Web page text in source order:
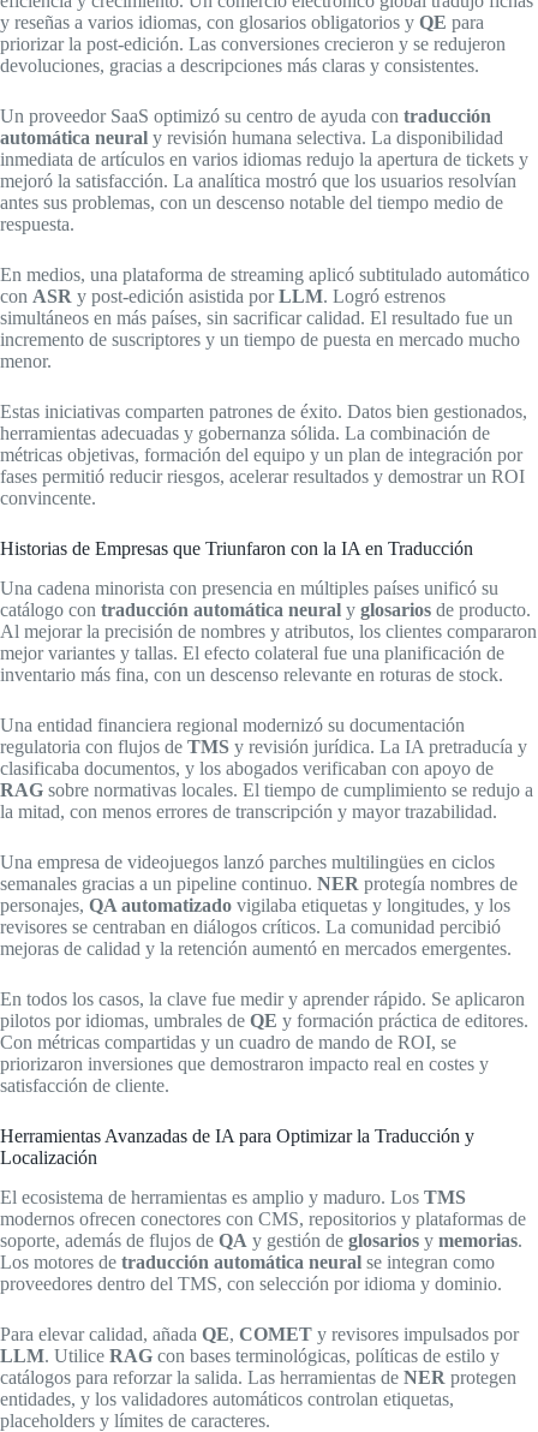
y reseñas a varios idiomas, con glosarios obligatorios y QE para
priorizar la post-edición. Las conversiones crecieron y se redujeron
devoluciones, gracias a descripciones más claras y consistentes.
Un proveedor SaaS optimizó su centro de ayuda con traducción
automática neural y revisión humana selectiva. La disponibilidad
inmediata de artículos en varios idiomas redujo la apertura de tickets y
mejoró la satisfacción. La analítica mostró que los usuarios resolvían
antes sus problemas, con un descenso notable del tiempo medio de
respuesta.
En medios, una plataforma de streaming aplicó subtitulado automático
con ASR y post-edición asistida porLLM. Logró estrenos
simultáneos en más países, sin sacrificar calidad. El resultado fue un
incremento de suscriptores y un tiempo de puesta en mercado mucho
menor.
Estas iniciativas comparten patrones de éxito. Datos bien gestionados,
herramientas adecuadas y gobernanza sólida. La combinación de
métricas objetivas, formación del equipo y un plan de integración por
fases permitió reducir riesgos, acelerar resultados y demostrar un ROI
convincente.
Historias de Empresas que Triunfaron con la IA en Traducción
Una cadena minorista con presencia en múltiples países unificó su
catálogo con traducción automática neural y glosarios de producto.
Al mejorar la precisión de nombres y atributos, los clientes compararon
mejor variantes y tallas. El efecto colateral fue una planificación de
inventario más fina, con un descenso relevante en roturas de stock.
Una entidad financiera regional modernizó su documentación
regulatoria con flujos de TMS y revisión jurídica. La IA pretraducía y
clasificaba documentos, y los abogados verificaban con apoyo de
RAG sobre normativas locales. El tiempo de cumplimiento se redujo a
la mitad, con menos errores de transcripción y mayor trazabilidad.
Una empresa de videojuegos lanzó parches multilingües en ciclos
semanales gracias a un pipeline continuo. NER protegía nombres de
personajes, QA automatizado vigilaba etiquetas y longitudes, y los
revisores se centraban en diálogos críticos. La comunidad percibió
mejoras de calidad y la retención aumentó en mercados emergentes.
En todos los casos, la clave fue medir y aprender rápido. Se aplicaron
pilotos por idiomas, umbrales de QE y formación práctica de editores.
Con métricas compartidas y un cuadro de mando de ROI, se
priorizaron inversiones que demostraron impacto real en costes y
satisfacción de cliente.
Herramientas Avanzadas de IA para Optimizar la Traducción y
Localización
El ecosistema de herramientas es amplio y maduro. Los TMS
modernos ofrecen conectores con CMS, repositorios y plataformas de
soporte, además de flujos de QA y gestión de glosarios y memorias.
Los motores de traducción automática neural se integran como
proveedores dentro del TMS, con selección por idioma y dominio.
Para elevar calidad, añada QE, COMET y revisores impulsados por
LLM. Utilice RAG con bases terminológicas, políticas de estilo y
catálogos para reforzar la salida. Las herramientas de NER protegen
entidades, y los validadores automáticos controlan etiquetas,
placeholders y límites de caracteres.